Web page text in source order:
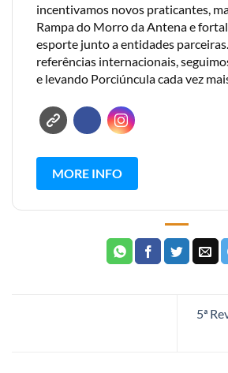
incentivamos novos praticantes,
Rampa do Morro da Antena e
esporte junto a entidades
referências internacionais,
e levando Porciúncula cada vez
MORE INFO
5ª